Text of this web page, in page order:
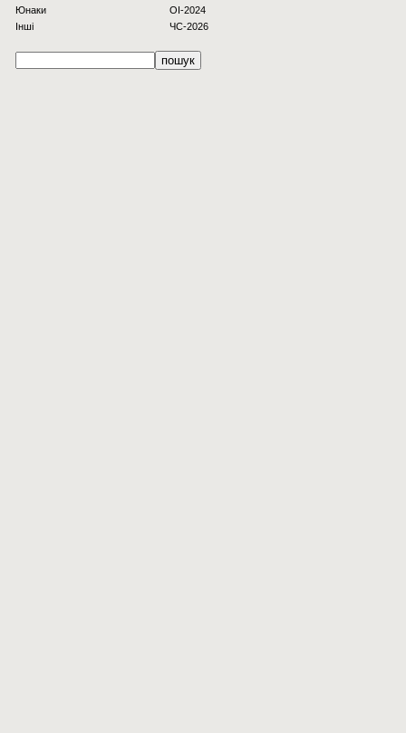
Юнаки
Інші
OI-2024
ЧС-2026